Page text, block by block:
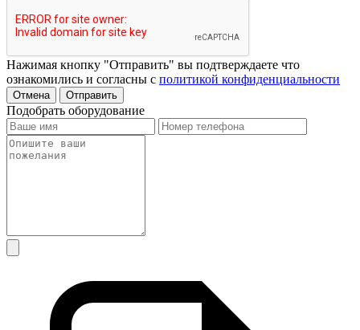
Нажимая кнопку "Отправить" вы подтверждаете что
ознакомились и согласны с политикой конфиденциальности
Отмена Отправить
Подобрать оборудование